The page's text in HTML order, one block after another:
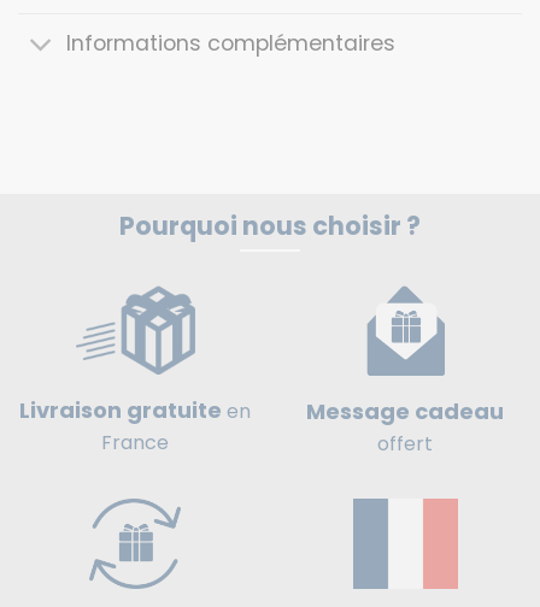
Informations complémentaires
Pourquoi nous choisir ?
Livraison gratuite en
France
Message cadeau
offert